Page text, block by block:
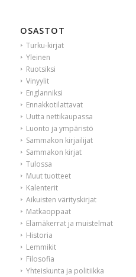
OSASTOT
Turku-kirjat
Yleinen
Ruotsiksi
Vinyylit
Englanniksi
Ennakkotilattavat
Uutta nettikaupassa
Luonto ja ympäristö
Sammakon kirjailijat
Sammakon kirjat
Tulossa
Muut tuotteet
Kalenterit
Aikuisten värityskirjat
Matkaoppaat
Elämäkerrat ja muistelmat
Historia
Lemmikit
Filosofia
Yhteiskunta ja politiikka